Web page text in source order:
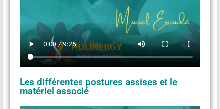
Les différentes postures assises et le
matériel associé